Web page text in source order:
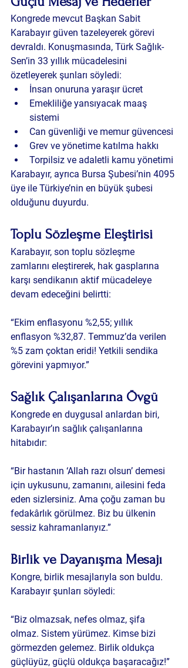
Kongrede mevcut Başkan Sabit
Karabayır güven tazeleyerek görevi
devraldı. Konuşmasında, Türk Sağlık-
Sen’in 33 yıllık mücadelesini
özetleyerek şunları söyledi:
İnsan onuruna yaraşır ücret
Emekliliğe yansıyacak maaş
sistemi
Can güvenliği ve memur güvencesi
Grev ve yönetime katılma hakkı
Torpilsiz ve adaletli kamu yönetimi
Karabayır, ayrıca Bursa Şubesi’nin 4095
üye ile Türkiye’nin en büyük şubesi
olduğunu duyurdu.
Toplu Sözleşme Eleştirisi
Karabayır, son toplu sözleşme
zamlarını eleştirerek, hak gasplarına
karşı sendikanın aktif mücadeleye
devam edeceğini belirtti:
“Ekim enflasyonu %2,55; yıllık
enflasyon %32,87. Temmuz’da verilen
%5 zam çoktan eridi! Yetkili sendika
görevini yapmıyor.”
Sağlık Çalışanlarına Övgü
Kongrede en duygusal anlardan biri,
Karabayır’ın sağlık çalışanlarına
hitabıdır:
“Bir hastanın ‘Allah razı olsun’ demesi
için uykusunu, zamanını, ailesini feda
eden sizlersiniz. Ama çoğu zaman bu
fedakârlık görülmez. Biz bu ülkenin
sessiz kahramanlarıyız.”
Birlik ve Dayanışma Mesajı
Kongre, birlik mesajlarıyla son buldu.
Karabayır şunları söyledi:
“Biz olmazsak, nefes olmaz, şifa
olmaz. Sistem yürümez. Kimse bizi
görmezden gelemez. Birlik oldukça
güçlüyüz, güçlü oldukça başaracağız!”